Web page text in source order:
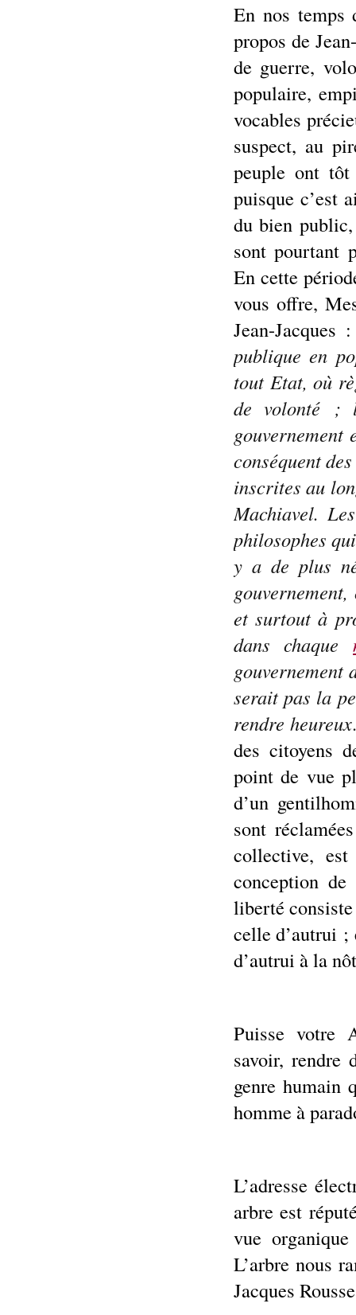
En nos temps
propos de
de guerre,
populaire,
vocables
suspect, au
peuple ont
puisque c’est
du bien
sont pourtant
En cette
vous offre,
Jean-Jacques
publique en
tout Etat, où
de volonté ;
conséquent
inscrites au
Machiavel.
philosophes
y a de plus
et surtout à
dans chaque
gouvernement
serait pas la
rendre heureux
des citoyens
point de vue
d’un
sont
collective,
conception
liberté
celle d’autrui ;
d’autrui à la
Puisse votre
savoir, rendre
genre humain
homme à
L’adresse
arbre est
vue
L’arbre nous
Jacques